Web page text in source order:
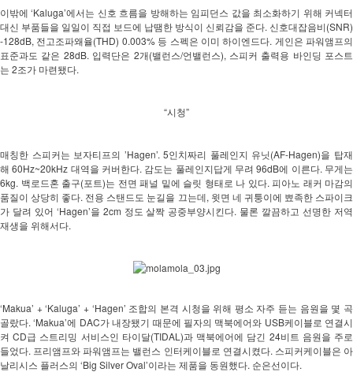
이밖에 ‘Kaluga’에서는 신호 흐름을 방해하는 임피던스 값을 최소화하기 위해 커넥터
대신 부품들을 일일이 직접 보드에 납땜한 방식이 신뢰감을 준다. 신호대잡음비(SNR)
-128dB, 전고조파왜율(THD) 0.003% 등 스펙은 이미 하이엔드다. 게인은 파워앰프의
표준과도 같은 28dB. 입력단은 2개(밸런스/언밸런스), 스피커 출력용 바인딩 포스트
는 2조가 마련됐다.
“시청”
매칭한 스피커는 보자티프의 ’Hagen’. 5인치짜리 풀레인지 유닛(AF-Hagen)을 탑재
해 60Hz~20kHz 대역을 커버한다. 감도는 풀레인지답게 무려 96dB에 이른다. 무게는
6kg. 백로드혼 출구(포트)는 전면 패널 밑에 슬릿 형태로 나 있다. 피아노 래커 마감의
품질이 상당히 좋다. 전용 스탠드도 눈길을 끄는데, 윗면 네 귀퉁이에 뾰족한 스파이크
가 달려 있어 ‘Hagen’을 2cm 정도 살짝 공중부양시킨다. 물론 깔끔하고 선명한 저역
재생을 위해서다.
‘Makua’ + ‘Kaluga’ + ‘Hagen’ 조합의 본격 시청을 위해 평소 자주 듣는 음원을 몇 곡
골랐다. ‘Makua’에 DAC가 내장됐기 때문에 필자의 맥북에어와 USB케이블로 연결시
켜 CD급 스트리밍 서비스인 타이달(TIDAL)과 맥북에어에 담긴 24비트 음원을 주로
들었다. 프리앰프와 파워앰프는 밸런스 인터케이블로 연결시켰다. 스피커케이블은 아
날리시스 플러스의 ‘Big Silver Oval’이라는 제품을 동원했다. 순은선이다.